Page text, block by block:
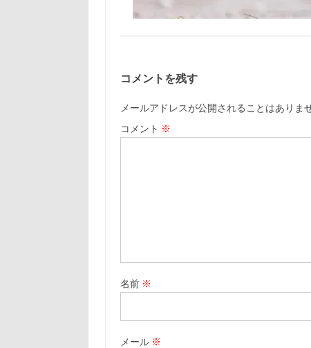
コメントを残す
メールアドレスが公開されることはありませ
コメント ※
名前 ※
メール ※